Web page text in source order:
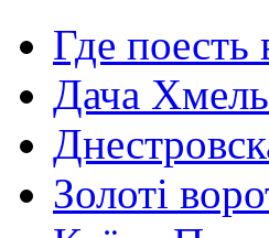
Где
Дача
Золоті